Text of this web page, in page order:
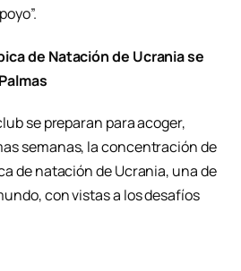
de Natación de Ucrania se
se preparan para acoger,
semanas, la concentración de
de natación de Ucrania, una de
con vistas a los desafíos